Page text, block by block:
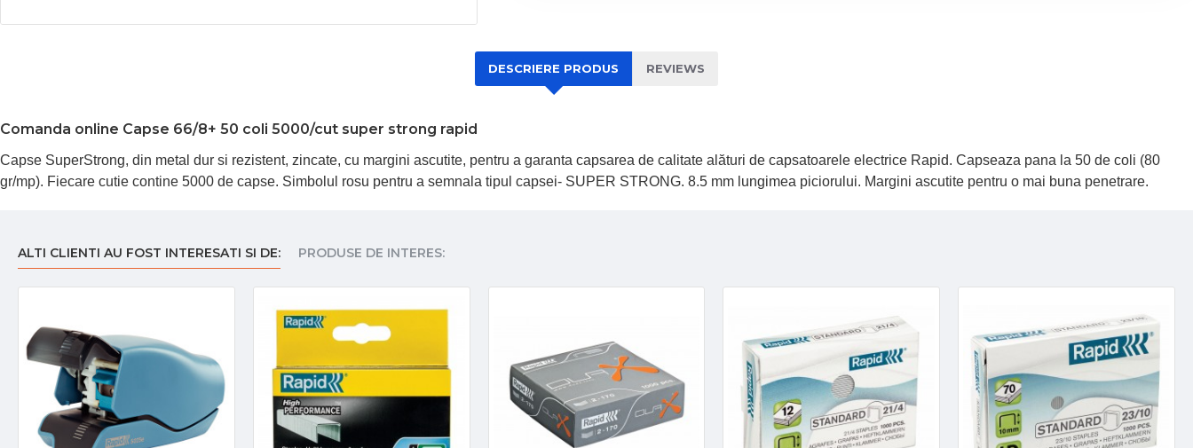
DESCRIERE PRODUS REVIEWS
Comanda online Capse 66/8+ 50 coli 5000/cut super strong rapid
Capse SuperStrong, din metal dur si rezistent, zincate, cu margini ascutite, pentru a garanta capsarea de calitate alături de capsatoarele electrice Rapid. Capseaza pana la 50 de coli (80
gr/mp). Fiecare cutie contine 5000 de capse. Simbolul rosu pentru a semnala tipul capsei- SUPER STRONG. 8.5 mm lungimea piciorului. Margini ascutite pentru o mai buna penetrare.
ALTI CLIENTI AU FOST INTERESATI SI DE: PRODUSE DE INTERES: